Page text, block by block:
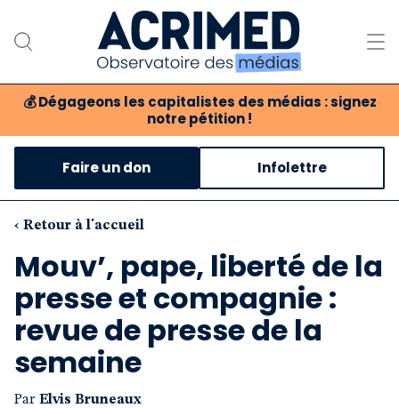
💰 Dégageons les capitalistes des médias : signez
notre pétition !
Notre association
Notre critique des médias
Nos propositions
Notre revue
Boutique
Faire un don Infolettre
‹ Retour à l'accueil
Mouv’, pape, liberté de la
presse et compagnie :
revue de presse de la
semaine
Par Elvis Bruneaux